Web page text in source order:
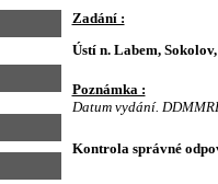
Zadání :
Ústí n. Labem,
Poznámka :
Datum vydání.
Kontrola správné